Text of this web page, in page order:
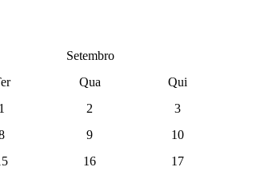
Setembro
Qua Qui
1
2 3
9 10
16 17